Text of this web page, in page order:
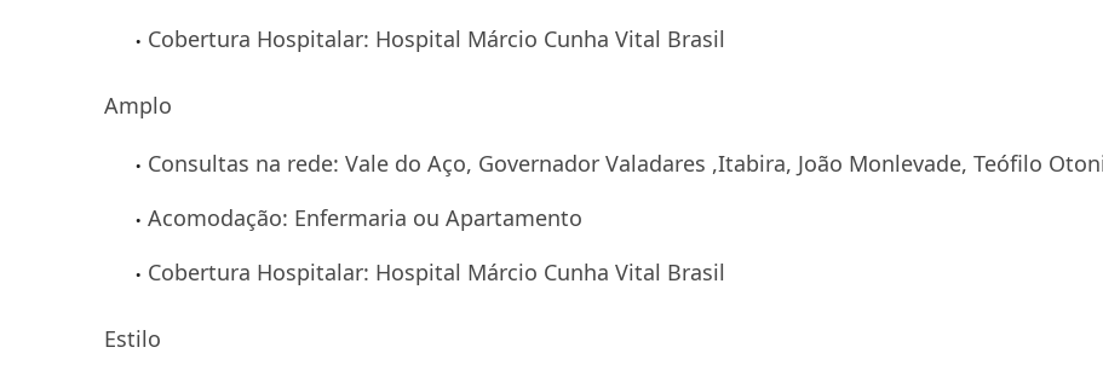
Cobertura Hospitalar: Hospital Márcio Cunha Vital Brasil
Amplo
Consultas na rede: Vale do Aço, Governador Valadares ,Itabira, João Monlevade, Teófilo
Acomodação: Enfermaria ou Apartamento
Cobertura Hospitalar: Hospital Márcio Cunha Vital Brasil
Estilo